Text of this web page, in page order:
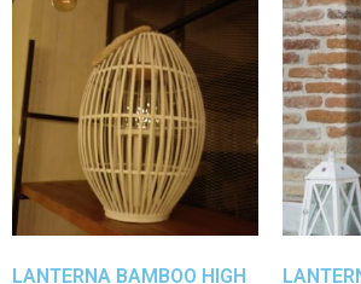
LANTERNA BAMBOO HIGH